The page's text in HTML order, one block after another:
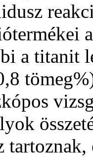
a titanit